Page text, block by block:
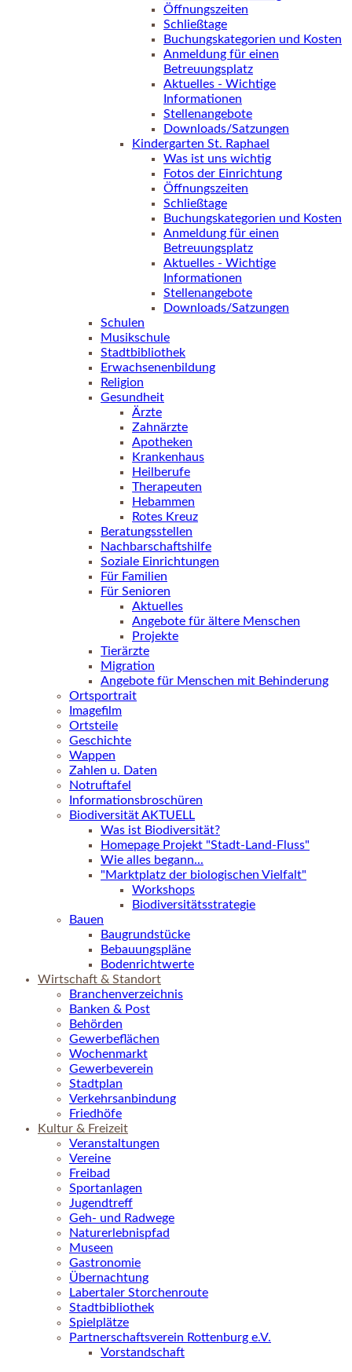
Öffnungszeiten
Schließtage
Buchungskategorien und Kosten
Anmeldung für einen
Betreuungsplatz
Aktuelles - Wichtige
Informationen
Stellenangebote
Downloads/Satzungen
Kindergarten St. Raphael
Was ist uns wichtig
Fotos der Einrichtung
Öffnungszeiten
Schließtage
Buchungskategorien und Kosten
Anmeldung für einen
Betreuungsplatz
Aktuelles - Wichtige
Informationen
Stellenangebote
Downloads/Satzungen
Schulen
Musikschule
Stadtbibliothek
Erwachsenenbildung
Religion
Gesundheit
Ärzte
Zahnärzte
Apotheken
Krankenhaus
Heilberufe
Therapeuten
Hebammen
Rotes Kreuz
Beratungsstellen
Nachbarschaftshilfe
Soziale Einrichtungen
Für Familien
Für Senioren
Aktuelles
Angebote für ältere Menschen
Projekte
Tierärzte
Migration
Angebote für Menschen mit Behinderung
Ortsportrait
Imagefilm
Ortsteile
Geschichte
Wappen
Zahlen u. Daten
Notruftafel
Informationsbroschüren
Biodiversität AKTUELL
Was ist Biodiversität?
Homepage Projekt "Stadt-Land-Fluss"
Wie alles begann...
"Marktplatz der biologischen Vielfalt"
Workshops
Biodiversitätsstrategie
Bauen
Baugrundstücke
Bebauungspläne
Bodenrichtwerte
Wirtschaft & Standort
Branchenverzeichnis
Banken & Post
Behörden
Gewerbeflächen
Wochenmarkt
Gewerbeverein
Stadtplan
Verkehrsanbindung
Friedhöfe
Kultur & Freizeit
Veranstaltungen
Vereine
Freibad
Sportanlagen
Jugendtreff
Geh- und Radwege
Naturerlebnispfad
Museen
Gastronomie
Übernachtung
Labertaler Storchenroute
Stadtbibliothek
Spielplätze
Partnerschaftsverein Rottenburg e.V.
Vorstandschaft